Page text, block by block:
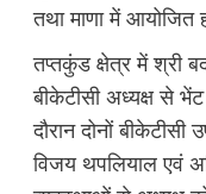
तथा माणा में आयोजित
तप्तकुंड क्षेत्र में श्री
बीकेटीसी अध्यक्ष से
दौरान दोनों बीकेटीसी
विजय थपलियाल एवं